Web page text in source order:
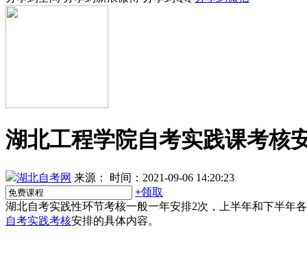
湖北工程学院自考实践课考核
湖北自考网 来源：
时间：2021-09-06 14:20:23
+领取
湖北自考实践性环节考核一般一年安排2次，上半年和下半年
自考实践考核安排的具体内容。